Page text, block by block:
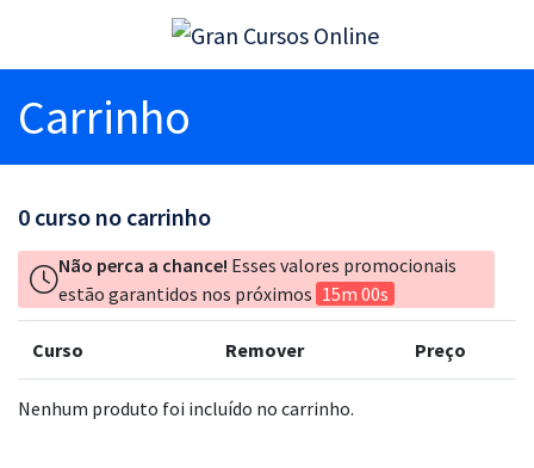
Carrinho
0 curso no carrinho
Não perca a chance! Esses valores promocionais
estão garantidos nos próximos 15m 00s
Curso Remover Preço
Nenhum produto foi incluído no carrinho.